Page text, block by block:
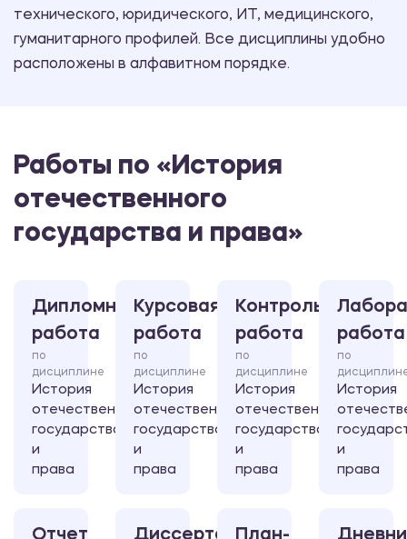
технического, юридического, ИТ, медицинского,
гуманитарного профилей. Все дисциплины удобно
расположены в алфавитном порядке.
Работы по «История
отечественного
государства и права»
Дипломная
работа
по
дисциплине
История
отечественного
государства
и
права
Курсовая
работа
по
дисциплине
История
отечественного
государства
и
права
Контрольная
работа
по
дисциплине
История
отечественного
государства
и
права
работа
по
История
и
права